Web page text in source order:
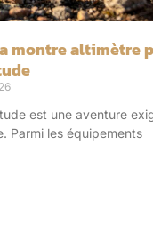
montre altimètre
est une aventure
Parmi les équipements